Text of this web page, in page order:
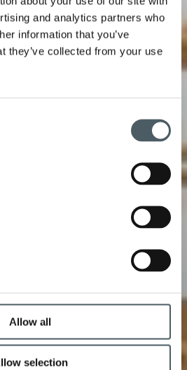
and analytics partners who
information that you’ve
they’ve collected from your use
Allow all
selection